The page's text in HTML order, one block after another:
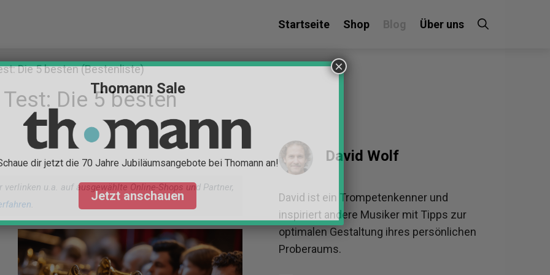
Startseite Shop Blog Über uns
Die 5 besten (Bestenliste)
Die 5 besten
u.a. auf ausgewählte Online-Shops und Partner,
.
David Wolf
David ist ein Trompetenkenner und
inspiriert andere Musiker mit Tipps zur
optimalen Gestaltung ihres persönlichen
Proberaums.
Thomann Sale
dir jetzt die 70 Jahre Jubiläumsangebote bei Thomann an!
Jetzt anschauen
×